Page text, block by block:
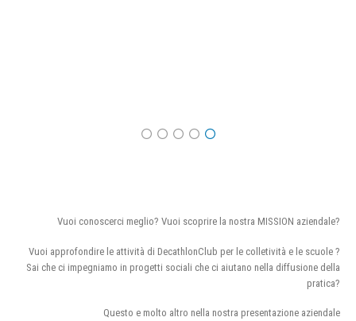
Vuoi conoscerci meglio? Vuoi scoprire la nostra MISSION aziendale?
Vuoi approfondire le attività di DecathlonClub per le colletività e le scuole ?
Sai che ci impegniamo in progetti sociali che ci aiutano nella diffusione della
pratica?
Questo e molto altro nella nostra presentazione aziendale